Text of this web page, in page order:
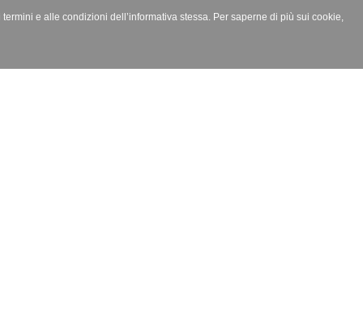
e alle condizioni dell’informativa stessa. Per saperne di più sui cookie,